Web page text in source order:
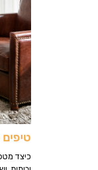
כיצד